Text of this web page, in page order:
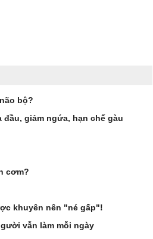
bộ?
giảm ngứa, hạn chế gàu
cơm?
khuyên nên "né gấp"!
vẫn làm mỗi ngày